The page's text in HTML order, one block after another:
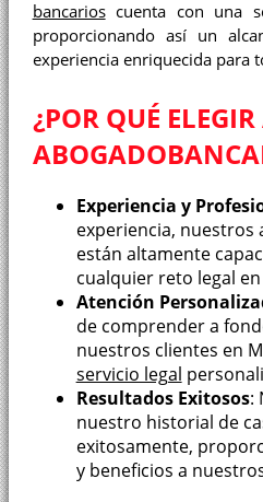
bancarioscuenta con una
proporcionando así un
experiencia enriquecida para
¿POR QUÉ
Experiencia y
experiencia, nuestros
están altamente
cualquier reto legal
Atención
de comprender a
nuestros clientes en
servicio legal
Resultados Exitosos:
nuestro historial de
exitosamente,
y beneficios a